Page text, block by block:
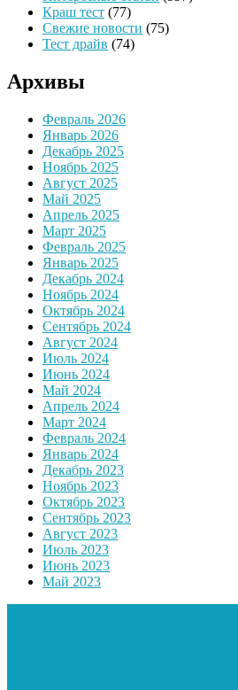
Краш тест (77)
Свежие новости (75)
Тест драйв (74)
Архивы
Февраль 2026
Январь 2026
Декабрь 2025
Ноябрь 2025
Август 2025
Май 2025
Апрель 2025
Март 2025
Февраль 2025
Январь 2025
Декабрь 2024
Ноябрь 2024
Октябрь 2024
Сентябрь 2024
Август 2024
Июль 2024
Июнь 2024
Май 2024
Апрель 2024
Март 2024
Февраль 2024
Январь 2024
Декабрь 2023
Ноябрь 2023
Октябрь 2023
Сентябрь 2023
Август 2023
Июль 2023
Июнь 2023
Май 2023